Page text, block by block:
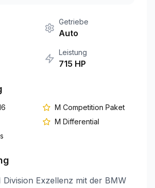
Getriebe
Auto
Leistung
715 HP
M Competition Paket
M Differential
Division Exzellenz mit der BMW